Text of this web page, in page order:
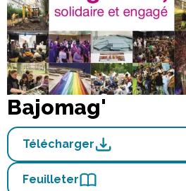
Bajomag'
Télécharger
Feuilleter